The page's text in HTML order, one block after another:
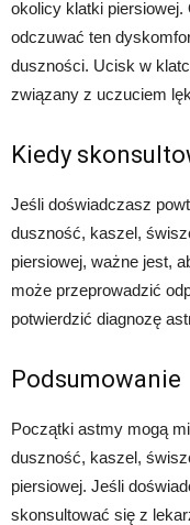
okolicy klatki
odczuwać ten
duszności. Ucisk w
związany z uczuciem
Kiedy
Jeśli doświadczasz
duszność, kaszel,
piersiowej, ważne jest,
może przeprowadzić
potwierdzić diagnozę
Podsumowanie
Początki astmy mogą
duszność, kaszel,
piersiowej. Jeśli
skonsultować się z